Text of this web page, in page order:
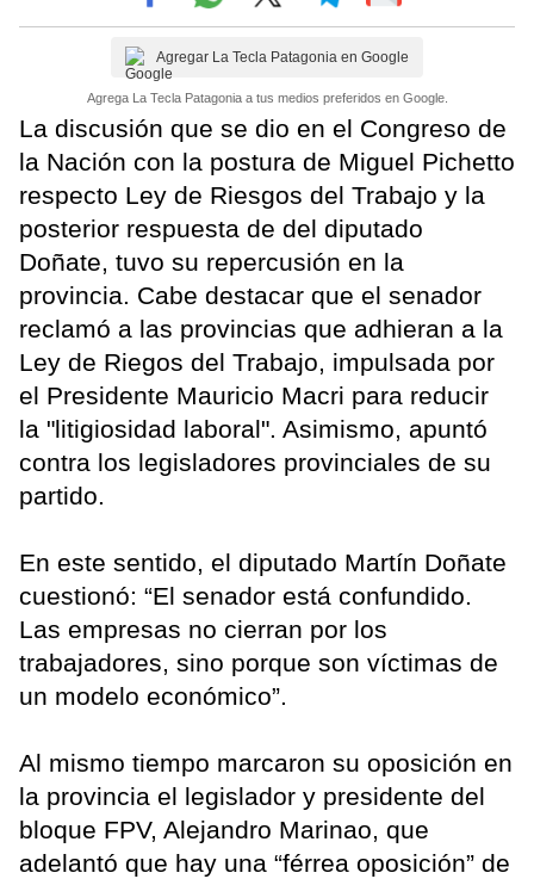
Agregar La Tecla Patagonia en Google
Agrega La Tecla Patagonia a tus medios preferidos en Google.
La discusión que se dio en el Congreso de
la Nación con la postura de Miguel Pichetto
respecto Ley de Riesgos del Trabajo y la
posterior respuesta de del diputado
Doñate, tuvo su repercusión en la
provincia. Cabe destacar que el senador
reclamó a las provincias que adhieran a la
Ley de Riegos del Trabajo, impulsada por
el Presidente Mauricio Macri para reducir
la "litigiosidad laboral". Asimismo, apuntó
contra los legisladores provinciales de su
partido.
En este sentido, el diputado Martín Doñate
cuestionó: “El senador está confundido.
Las empresas no cierran por los
trabajadores, sino porque son víctimas de
un modelo económico”.
Al mismo tiempo marcaron su oposición en
la provincia el legislador y presidente del
bloque FPV, Alejandro Marinao, que
adelantó que hay una “férrea oposición” de